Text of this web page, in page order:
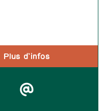
Plus d'infos